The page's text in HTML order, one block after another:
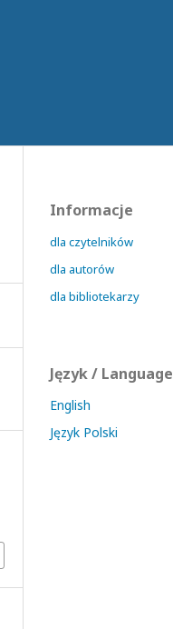
Informacje
dla czytelników
dla autorów
dla bibliotekarzy
Język / Language
English
Język Polski